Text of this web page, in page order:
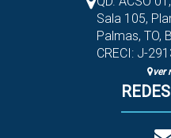
Sala 105,
Palmas, TO,
CRECI: J-
ver